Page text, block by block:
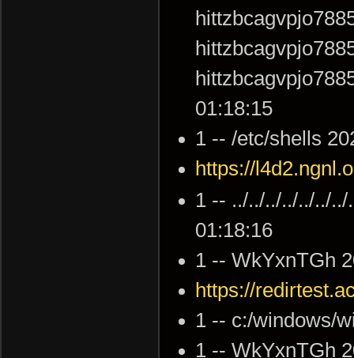
01:18:15
1 -- /etc/shells
https://
1 -- ../../../../../../
01:18:16
1 -- WkYxnTGh
https://
1 -- c:/windows/
1 -- WkYxnTGh